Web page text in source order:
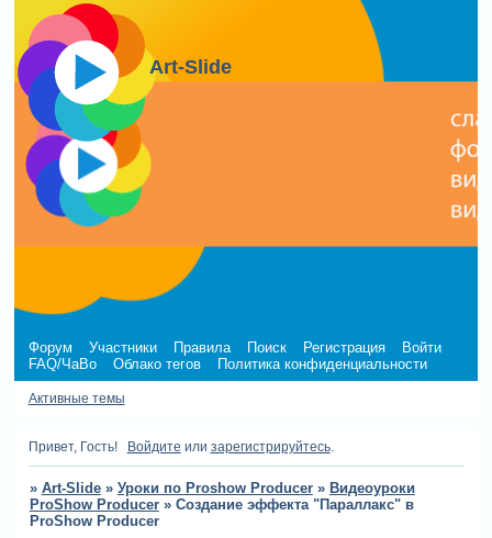
Art-Slide
Форум Участники Правила Поиск Регистрация
Войти
FAQ/ЧаВо
Облако тегов Политика конфиденциальности
Активные темы
Привет, Гость! Войдите или зарегистрируйтесь.
» Art-Slide » Уроки по Proshow Producer » Видеоуроки
ProShow Producer » Создание эффекта "Параллакс" в
ProShow Producer